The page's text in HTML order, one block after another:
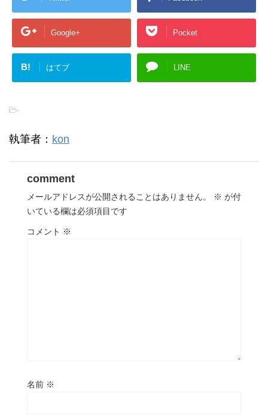
Google+ Pocket
B! はてブ LINE
-
執筆者： kon
comment
メールアドレスが公開されることはありません。 ※ が付
いている欄は必須項目です
コメント ※
名前 ※